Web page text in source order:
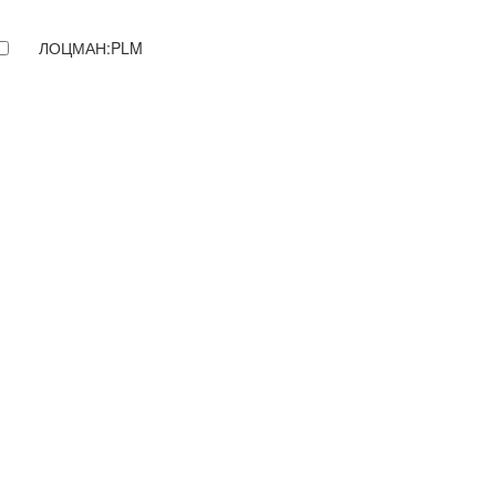
ЛОЦМАН:PLM